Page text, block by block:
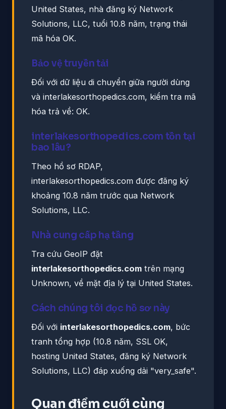
United States, nhà đăng ký Network
Solutions, LLC, tuổi 10.8 năm, trạng thái
mã hóa OK.
Bảo vệ truyền tải
Đối với dữ liệu di chuyển giữa người dùng
và interlakesorthopedics.com, kiểm tra mã
hóa trả về: OK.
interlakesorthopedics.com tồn tại
bao lâu?
Theo hồ sơ RDAP,
interlakesorthopedics.com được đăng ký
khoảng 10.8 năm trước qua Network
Solutions, LLC.
Nhà cung cấp hạ tầng
Tra cứu GeoIP đặt
interlakesorthopedics.com trên mạng
Unknown, về mặt địa lý tại United States.
Cách chúng tôi đọc hồ sơ này
Đối với interlakesorthopedics.com, bức
tranh tổng hợp (10.8 năm, SSL OK,
hosting United States, đăng ký Network
Solutions, LLC) đáp xuống dải "very_safe".
Quan điểm cuối cùng